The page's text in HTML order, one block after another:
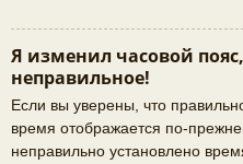
Я изменил часовой
неправильное!
Если вы уверены, что
время отображается по-
неправильно установлено